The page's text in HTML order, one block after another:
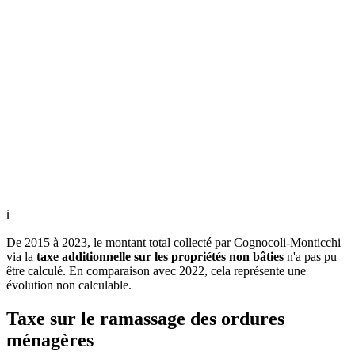
ℹ
De 2015 à 2023, le montant total collecté par Cognocoli-Monticchi
via la taxe additionnelle sur les propriétés non bâties n'a pas pu
être calculé. En comparaison avec 2022, cela représente une
évolution non calculable.
Taxe sur le ramassage des ordures
ménagères